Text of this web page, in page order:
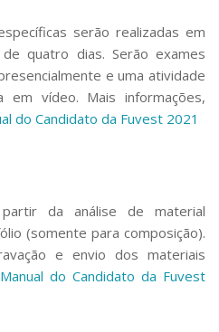
serão realizadas em
quatro dias. Serão exames
e uma atividade
em vídeo. Mais informações,
do Candidato da Fuvest 2021
da análise de material
(somente para composição).
e envio dos materiais
Manual do Candidato da Fuvest